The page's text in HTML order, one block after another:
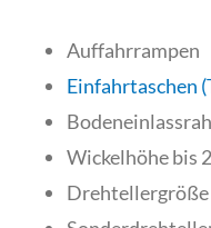
Auffahrrampen
Einfahrtaschen
Wickelhöhe bis
Drehtellergröße